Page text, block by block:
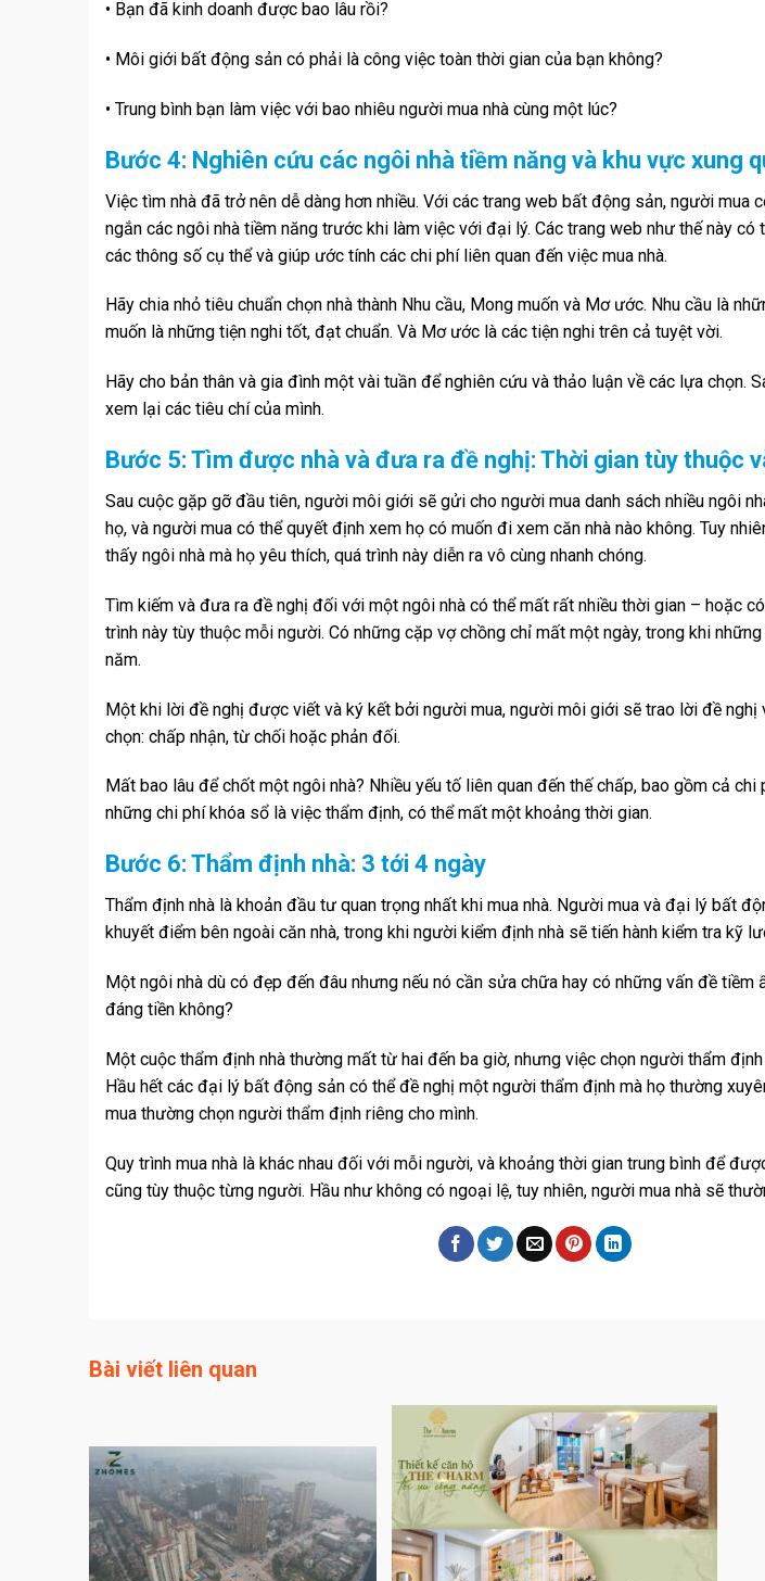
• Bạn đã kinh doanh được bao lâu rồi?
• Môi giới bất động sản có phải là công việc toàn thời gian của bạn không?
• Trung bình bạn làm việc với bao nhiêu người mua nhà cùng một lúc?
Bước 4: Nghiên cứu các ngôi nhà tiềm năng và khu vực xung
Việc tìm nhà đã trở nên dễ dàng hơn nhiều. Với các trang web bất động sản, người mua
ngắn các ngôi nhà tiềm năng trước khi làm việc với đại lý. Các trang web như thế này
các thông số cụ thể và giúp ước tính các chi phí liên quan đến việc mua nhà.
Hãy chia nhỏ tiêu chuẩn chọn nhà thành Nhu cầu, Mong muốn và Mơ ước. Nhu cầu là
muốn là những tiện nghi tốt, đạt chuẩn. Và Mơ ước là các tiện nghi trên cả tuyệt vời.
Hãy cho bản thân và gia đình một vài tuần để nghiên cứu và thảo luận về các lựa chọn.
xem lại các tiêu chí của mình.
Bước 5: Tìm được nhà và đưa ra đề nghị: Thời gian tùy thuộc
Sau cuộc gặp gỡ đầu tiên, người môi giới sẽ gửi cho người mua danh sách nhiều ngôi
họ, và người mua có thể quyết định xem họ có muốn đi xem căn nhà nào không. Tuy
thấy ngôi nhà mà họ yêu thích, quá trình này diễn ra vô cùng nhanh chóng.
Tìm kiếm và đưa ra đề nghị đối với một ngôi nhà có thể mất rất nhiều thời gian – hoặc
trình này tùy thuộc mỗi người. Có những cặp vợ chồng chỉ mất một ngày, trong khi
năm.
Một khi lời đề nghị được viết và ký kết bởi người mua, người môi giới sẽ trao lời đề nghị
chọn: chấp nhận, từ chối hoặc phản đối.
Mất bao lâu để chốt một ngôi nhà? Nhiều yếu tố liên quan đến thế chấp, bao gồm cả
những chi phí khóa sổ là việc thẩm định, có thể mất một khoảng thời gian.
Bước 6: Thẩm định nhà: 3 tới 4 ngày
Thẩm định nhà là khoản đầu tư quan trọng nhất khi mua nhà. Người mua và đại lý bất
khuyết điểm bên ngoài căn nhà, trong khi người kiểm định nhà sẽ tiến hành kiểm tra kỹ
Một ngôi nhà dù có đẹp đến đâu nhưng nếu nó cần sửa chữa hay có những vấn đề tiềm
đáng tiền không?
Một cuộc thẩm định nhà thường mất từ hai đến ba giờ, nhưng việc chọn người thẩm
Hầu hết các đại lý bất động sản có thể đề nghị một người thẩm định mà họ thường
mua thường chọn người thẩm định riêng cho mình.
Quy trình mua nhà là khác nhau đối với mỗi người, và khoảng thời gian trung bình để
cũng tùy thuộc từng người. Hầu như không có ngoại lệ, tuy nhiên, người mua nhà sẽ
Bài viết liên quan